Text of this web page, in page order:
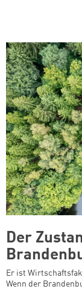
Der
Er ist
Wenn der